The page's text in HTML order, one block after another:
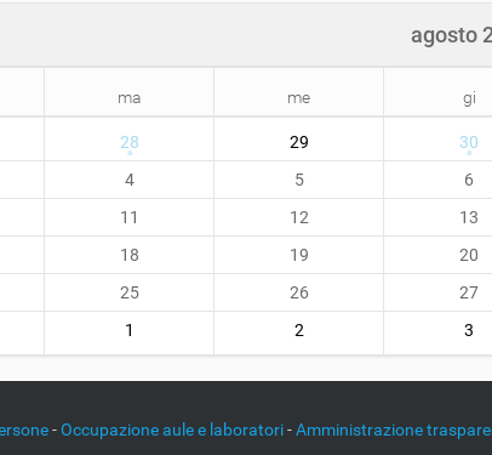
agosto
ma me gi
28 29 30
4 5 6
11 12 13
18 19 20
25 26 27
1 2 3
-Occupazione aule e laboratori-Amministrazione